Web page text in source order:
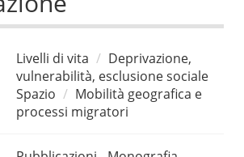
Livelli di vita
Deprivazione,
vulnerabilità, esclusione sociale
Spazio
Mobilità geografica e
processi migratori